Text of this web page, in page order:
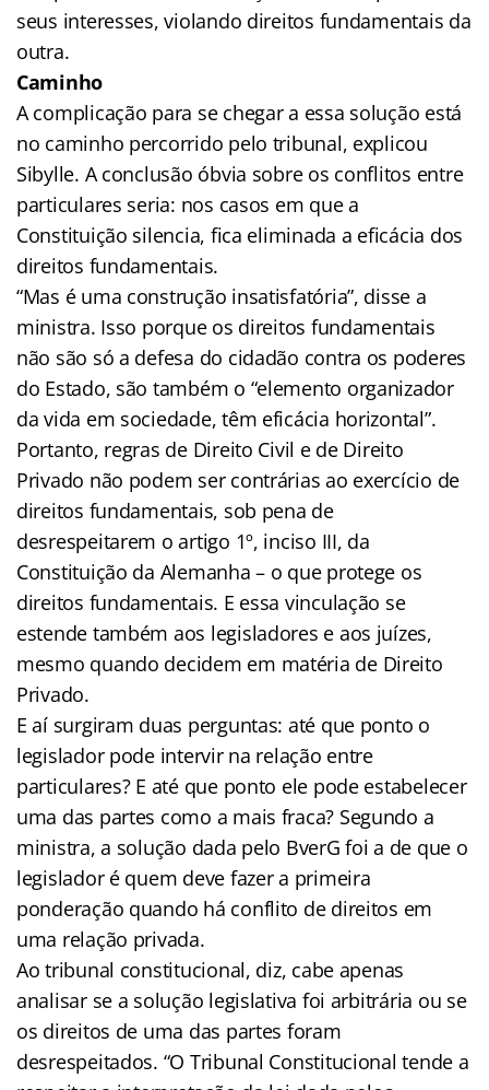
seus interesses, violando direitos fundamentais da
outra.
Caminho
A complicação para se chegar a essa solução está
no caminho percorrido pelo tribunal, explicou
Sibylle. A conclusão óbvia sobre os conflitos entre
particulares seria: nos casos em que a
Constituição silencia, fica eliminada a eficácia dos
direitos fundamentais.
“Mas é uma construção insatisfatória”, disse a
ministra. Isso porque os direitos fundamentais
não são só a defesa do cidadão contra os poderes
do Estado, são também o “elemento organizador
da vida em sociedade, têm eficácia horizontal”.
Portanto, regras de Direito Civil e de Direito
Privado não podem ser contrárias ao exercício de
direitos fundamentais, sob pena de
desrespeitarem o artigo 1º, inciso III, da
Constituição da Alemanha – o que protege os
direitos fundamentais. E essa vinculação se
estende também aos legisladores e aos juízes,
mesmo quando decidem em matéria de Direito
Privado.
E aí surgiram duas perguntas: até que ponto o
legislador pode intervir na relação entre
particulares? E até que ponto ele pode estabelecer
uma das partes como a mais fraca? Segundo a
ministra, a solução dada pelo BverG foi a de que o
legislador é quem deve fazer a primeira
ponderação quando há conflito de direitos em
uma relação privada.
Ao tribunal constitucional, diz, cabe apenas
analisar se a solução legislativa foi arbitrária ou se
os direitos de uma das partes foram
desrespeitados. “O Tribunal Constitucional tende a